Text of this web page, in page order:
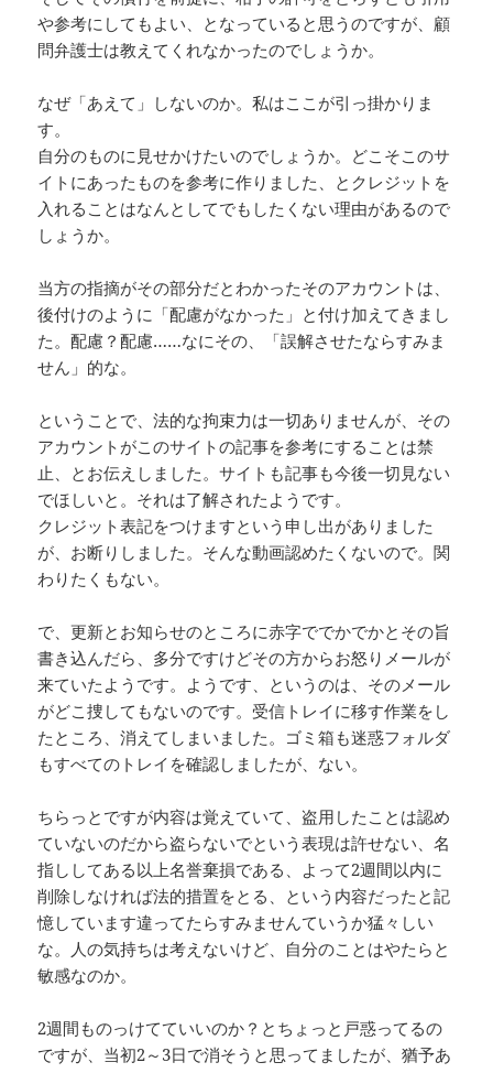
や参考にしてもよい、となっていると思うのですが、顧
問弁護士は教えてくれなかったのでしょうか。
なぜ「あえて」しないのか。私はここが引っ掛かりま
す。
自分のものに見せかけたいのでしょうか。どこそこのサ
イトにあったものを参考に作りました、とクレジットを
入れることはなんとしてでもしたくない理由があるので
しょうか。
当方の指摘がその部分だとわかったそのアカウントは、
後付けのように「配慮がなかった」と付け加えてきまし
た。配慮？配慮……なにその、「誤解させたならすみま
せん」的な。
ということで、法的な拘束力は一切ありませんが、その
アカウントがこのサイトの記事を参考にすることは禁
止、とお伝えしました。サイトも記事も今後一切見ない
でほしいと。それは了解されたようです。
クレジット表記をつけますという申し出がありました
が、お断りしました。そんな動画認めたくないので。関
わりたくもない。
で、更新とお知らせのところに赤字ででかでかとその旨
書き込んだら、多分ですけどその方からお怒りメールが
来ていたようです。ようです、というのは、そのメール
がどこ捜してもないのです。受信トレイに移す作業をし
たところ、消えてしまいました。ゴミ箱も迷惑フォルダ
もすべてのトレイを確認しましたが、ない。
ちらっとですが内容は覚えていて、盗用したことは認め
ていないのだから盗らないでという表現は許せない、名
指ししてある以上名誉棄損である、よって2週間以内に
削除しなければ法的措置をとる、という内容だったと記
憶しています違ってたらすみませんていうか猛々しい
な。人の気持ちは考えないけど、自分のことはやたらと
敏感なのか。
2週間ものっけてていいのか？とちょっと戸惑ってるの
ですが、当初2～3日で消そうと思ってましたが、猶予あ